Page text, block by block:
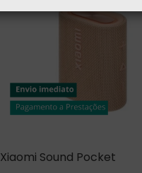
Xiaomi Sound Pocket